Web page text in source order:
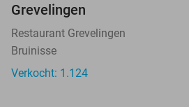
Grevelingen
Restaurant Grevelingen
Bruinisse
Verkocht: 1.124